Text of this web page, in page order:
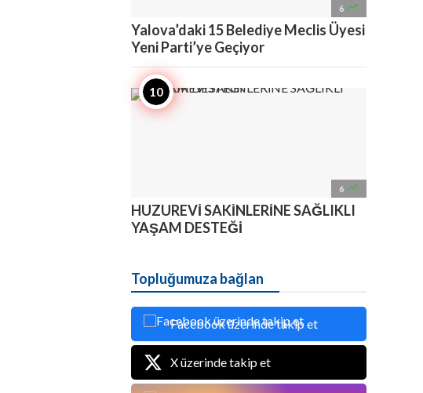
6 
Yalova’daki 15 Belediye Meclis Üyesi
Yeni Parti’ye Geçiyor
6 
HUZUREVİ SAKİNLERİNE SAĞLIKLI
YAŞAM DESTEĞİ
Topluğumuza bağlan
Facebook üzerinde takip et
X üzerinde takip et